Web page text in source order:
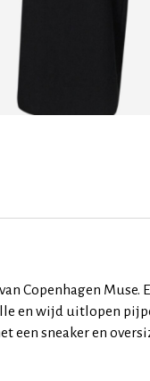
Copenhagen
en wijd uitlopen
een sneaker en